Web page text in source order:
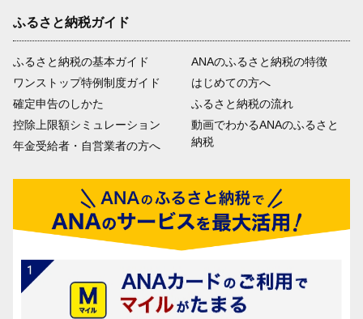
ふるさと納税ガイド
ふるさと納税の基本ガイド
ワンストップ特例制度ガイド
確定申告のしかた
控除上限額シミュレーション
年金受給者・自営業者の方へ
ANAのふるさと納税の特徴
はじめての方へ
ふるさと納税の流れ
動画でわかるANAのふるさと
納税